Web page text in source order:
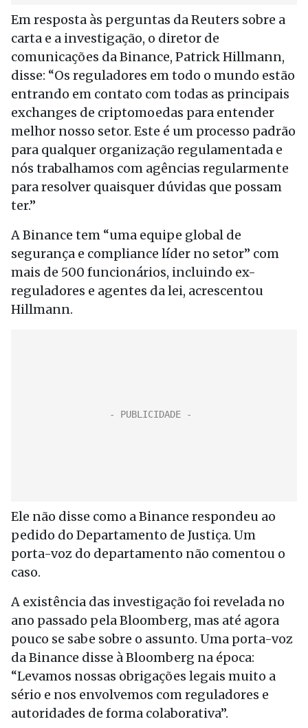
Em resposta às perguntas da Reuters sobre a
carta e a investigação, o diretor de
comunicações da Binance, Patrick Hillmann,
disse: “Os reguladores em todo o mundo estão
entrando em contato com todas as principais
exchanges de criptomoedas para entender
melhor nosso setor. Este é um processo padrão
para qualquer organização regulamentada e
nós trabalhamos com agências regularmente
para resolver quaisquer dúvidas que possam
ter.”
A Binance tem “uma equipe global de
segurança e compliance líder no setor” com
mais de 500 funcionários, incluindo ex-
reguladores e agentes da lei, acrescentou
Hillmann.
Ele não disse como a Binance respondeu ao
pedido do Departamento de Justiça. Um
porta-voz do departamento não comentou o
caso.
A existência das investigação foi revelada no
ano passado pela Bloomberg, mas até agora
pouco se sabe sobre o assunto. Uma porta-voz
da Binance disse à Bloomberg na época:
“Levamos nossas obrigações legais muito a
sério e nos envolvemos com reguladores e
autoridades de forma colaborativa”.